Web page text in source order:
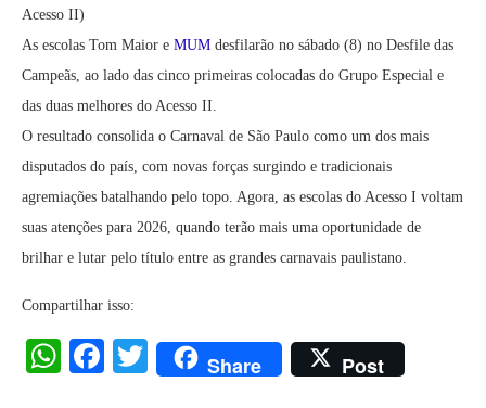
Acesso II)
As escolas Tom Maior e MUM desfilarão no sábado (8) no Desfile das
Campeãs, ao lado das cinco primeiras colocadas do Grupo Especial e
das duas melhores do Acesso II.
O resultado consolida o Carnaval de São Paulo como um dos mais
disputados do país, com novas forças surgindo e tradicionais
agremiações batalhando pelo topo. Agora, as escolas do Acesso I voltam
suas atenções para 2026, quando terão mais uma oportunidade de
brilhar e lutar pelo título entre as grandes carnavais paulistano.
Compartilhar isso:
WhatsApp
Facebook
Twitter
Share Post